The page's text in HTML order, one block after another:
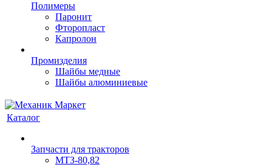
Полимеры
Паронит
Фторопласт
Капролон
Промизделия
Шайбы медные
Шайбы алюминиевые
Каталог
Запчасти для тракторов
МТЗ-80,82